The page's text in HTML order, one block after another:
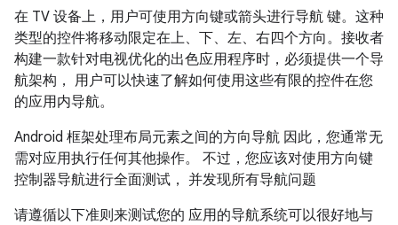
在 TV 设备上，用户可使用方向键或箭头进行导航 键。这种
类型的控件将移动限定在上、下、左、右四个方向。接收者
构建一款针对电视优化的出色应用程序时，必须提供一个导
航架构， 用户可以快速了解如何使用这些有限的控件在您
的应用内导航。
Android 框架处理布局元素之间的方向导航 因此，您通常无
需对应用执行任何其他操作。 不过，您应该对使用方向键
控制器导航进行全面测试， 并发现所有导航问题
请遵循以下准则来测试您的 应用的导航系统可以很好地与